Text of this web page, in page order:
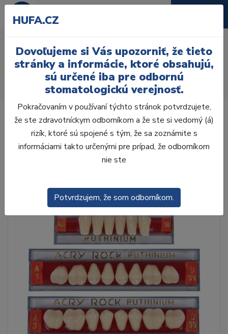
D44, C4
Zuby
AcryRock
AcryRock 1x28 S53-I53-D44, C4
HUFA.CZ
Dovoľujeme si Vás upozorniť, že tieto
stránky a informácie, ktoré obsahujú,
sú určené iba pre odbornú
stomatologickú verejnosť.
Pokračovaním v používaní týchto stránok potvrdzujete,
že ste zdravotníckym odborníkom a že ste si vedomý (á)
rizík, ktoré sú spojené s tým, že sa zoznámite s
informáciami takto určenými pre prípad, že odborníkom
nie ste
Potvrdzujem, že som odborníkom.